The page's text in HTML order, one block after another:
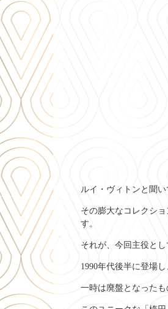
ルイ・ヴィトンと聞
その膨大なコレクシ
す。
それが、今回主役と
1990年代後半に登場
一時は廃盤となった